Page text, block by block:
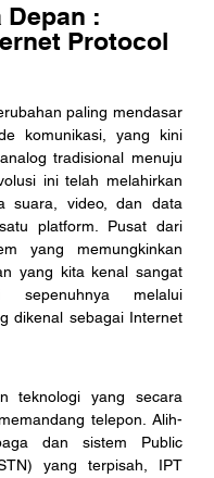
:
Protocol
paling mendasar
komunikasi, yang kini
tradisional menuju
ini telah melahirkan
suara, video, dan data
platform. Pusat dari
yang memungkinkan
yang kita kenal sangat
sepenuhnya melalui
dikenal sebagai Internet
teknologi yang secara
telepon. Alih-
dan sistem Public
yang terpisah, IPT